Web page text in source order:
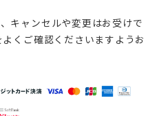
キャンセルや変更はお受けで
くご確認くださいますようお